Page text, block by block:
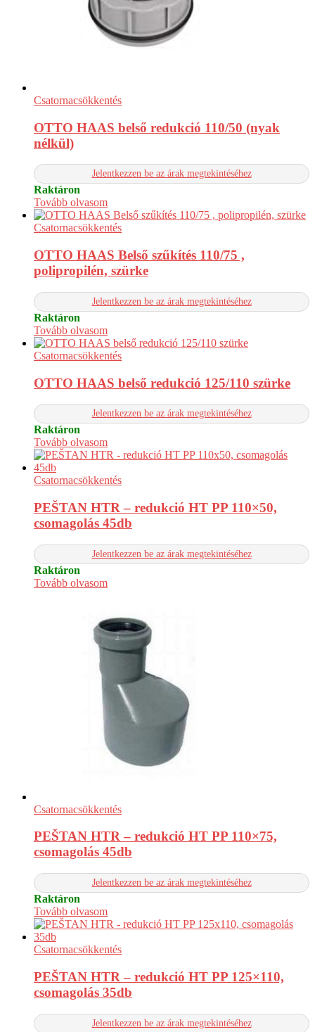
Csatornacsökkentés
OTTO HAAS belső redukció 110/50 (nyak
nélkül)
Jelentkezzen be az árak megtekintéséhez
Raktáron
Tovább olvasom
Csatornacsökkentés
OTTO HAAS Belső szűkítés 110/75 ,
polipropilén, szürke
Jelentkezzen be az árak megtekintéséhez
Raktáron
Tovább olvasom
Csatornacsökkentés
OTTO HAAS belső redukció 125/110 szürke
Jelentkezzen be az árak megtekintéséhez
Raktáron
Tovább olvasom
Csatornacsökkentés
PEŠTAN HTR – redukció HT PP 110×50,
csomagolás 45db
Jelentkezzen be az árak megtekintéséhez
Raktáron
Tovább olvasom
Csatornacsökkentés
PEŠTAN HTR – redukció HT PP 110×75,
csomagolás 45db
Jelentkezzen be az árak megtekintéséhez
Raktáron
Tovább olvasom
Csatornacsökkentés
PEŠTAN HTR – redukció HT PP 125×110,
csomagolás 35db
Jelentkezzen be az árak megtekintéséhez